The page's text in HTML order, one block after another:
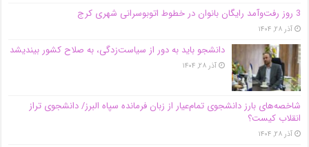
3 روز رفت‌وآمد رایگان بانوان در خطوط اتوبوسرانی شهری کرج
آذر ۲۸, ۱۴۰۴
دانشجو باید به دور از سیاست‌زدگی، به صلاح کشور بیندیشد
آذر ۲۸, ۱۴۰۴
شاخصه‌های بارز دانشجوی تمام‌عیار از زبان فرمانده سپاه البرز/ دانشجوی تراز
انقلاب کیست؟
آذر ۲۸, ۱۴۰۴